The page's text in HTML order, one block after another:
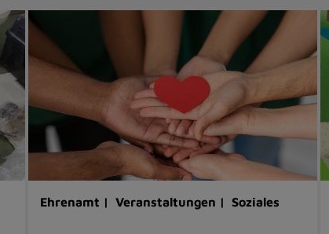
Ehrenamt | Veranstaltungen | Soziales